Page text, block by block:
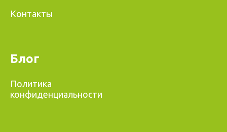
Контакты
Блог
Политика
конфиденциальности